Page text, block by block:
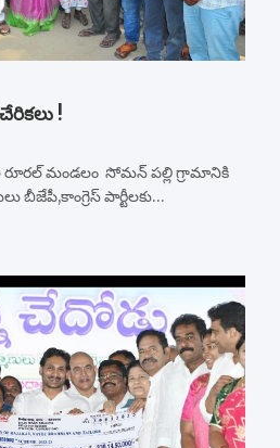
!
రూరల్ మండలం సోమన్ పల్లి గ్రామానికి
బీజేపీ,కాంగ్రెస్ పార్టీలకు…